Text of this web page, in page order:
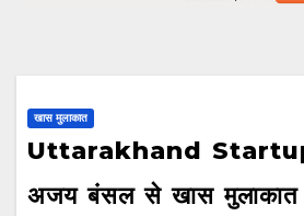
खास मुलाकात
Uttarakhand
अजय बंसल से खास